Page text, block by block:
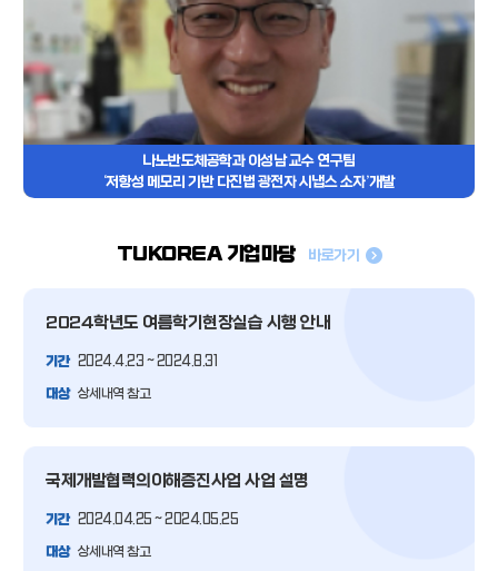
나노반도체공학과 이성남 교수 연구팀
‘저항성 메모리 기반 다진법 광전자 시냅스 소자’개발
TUKOREA 기업마당 바로가기
2024학년도 여름학기 현장실습 시행 안내
기간 2024.4.23 ~ 2024.8.31
대상 상세내역 참고
국제개발협력의 이해증진사업 사업 설명
기간 2024.04.25 ~ 2024.05.25
대상 상세내역 참고